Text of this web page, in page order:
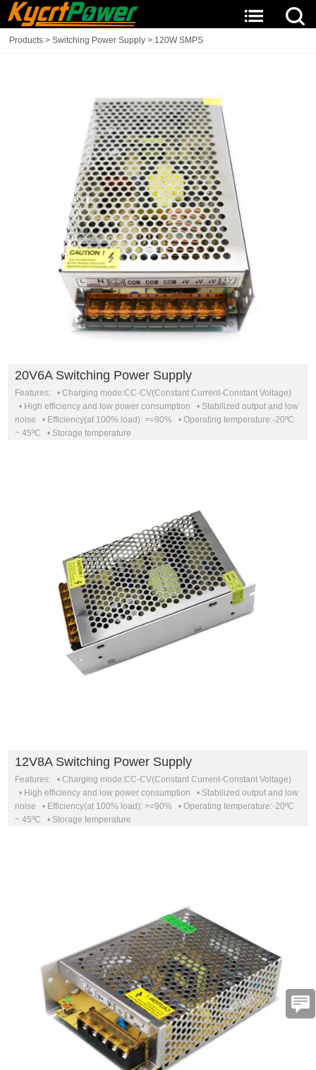
Products >Switching Power Supply > 120W SMPS
20V6A Switching Power Supply
Features: • Charging mode:CC-CV(Constant Current-Constant Voltage)
• High efficiency and low power consumption • Stabilized output and low
noise • Efficiency(at 100% load): >=90% • Operating temperature:-20ºC
~ 45ºC • Storage temperature
12V8A Switching Power Supply
Features: • Charging mode:CC-CV(Constant Current-Constant Voltage)
• High efficiency and low power consumption • Stabilized output and low
noise • Efficiency(at 100% load): >=90% • Operating temperature:-20ºC
~ 45ºC • Storage temperature